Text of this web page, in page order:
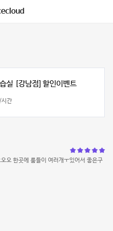
실 [강남점] 할인이벤트
간
오 한곳에 룸들이 여러개ㅜ있어서 좋은구